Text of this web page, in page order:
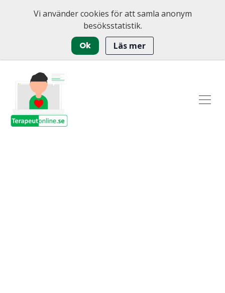
Vi använder cookies för att samla anonym
besöksstatistik.
Ok Läs mer